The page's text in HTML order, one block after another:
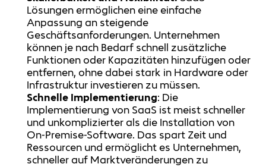
Lösungen ermöglichen eine einfache
Anpassung an steigende
Geschäftsanforderungen. Unternehmen
können je nach Bedarf schnell zusätzliche
Funktionen oder Kapazitäten hinzufügen oder
entfernen, ohne dabei stark in Hardware oder
Infrastruktur investieren zu müssen.
Schnelle Implementierung: Die
Implementierung von SaaS ist meist schneller
und unkomplizierter als die Installation von
On-Premise-Software. Das spart Zeit und
Ressourcen und ermöglicht es Unternehmen,
schneller auf Marktveränderungen zu